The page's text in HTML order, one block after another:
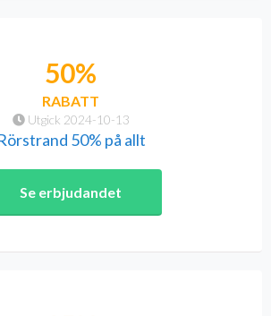
Utgick 2024-10-13
50%
RABATT
50% på allt
Se erbjudandet